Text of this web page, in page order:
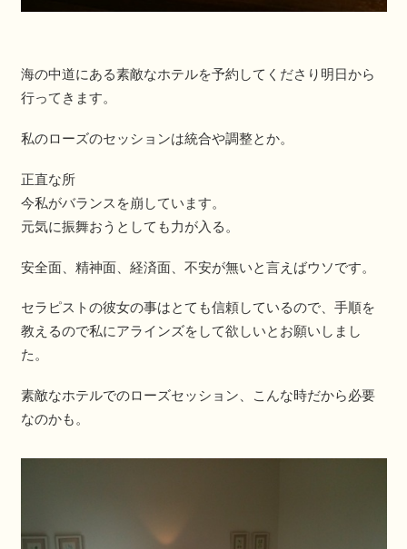
海の中道にある素敵なホテルを予約してくださり明日から
行ってきます。
私のローズのセッションは統合や調整とか。
正直な所
今私がバランスを崩しています。
元気に振舞おうとしても力が入る。
安全面、精神面、経済面、不安が無いと言えばウソです。
セラピストの彼女の事はとても信頼しているので、手順を
教えるので私にアラインズをして欲しいとお願いしまし
た。
素敵なホテルでのローズセッション、こんな時だから必要
なのかも。